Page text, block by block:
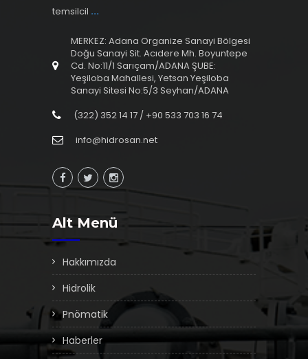
temsilcil ...
MERKEZ: Adana Organize Sanayi Bölgesi
Doğu Sanayi Sit. Acıdere Mh. Boyuntepe
Cd. No:11/1 Sarıçam/ADANA ŞUBE:
Yeşiloba Mahallesi, Yetsan Yeşiloba
Sanayi Sitesi No:5/3 Seyhan/ADANA
(322) 352 14 17 / +90 533 703 16 74
info@hidrosan.net
Alt Menü
Hakkımızda
Hidrolik
Pnömatik
Haberler